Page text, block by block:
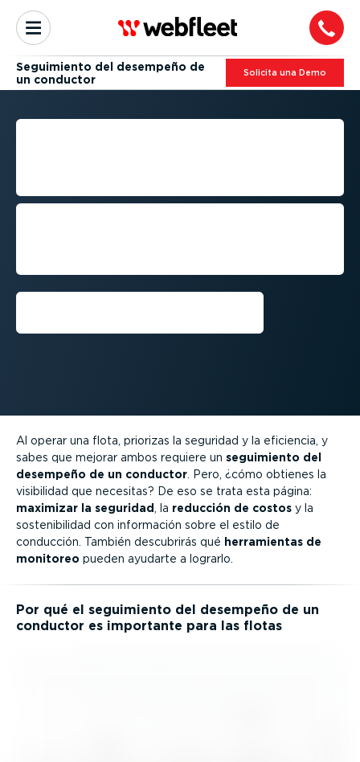
Seguimiento del desempeño de
un conductor
Solicita una Demo
SEGUIMIENTO DEL
Al operar una flota, priorizas la seguridad y la eficiencia, y
sabes que mejorar ambos requiere un seguimiento del
desempeño de un conductor . Pero, ¿cómo obtienes la
visibilidad que necesitas? De eso se trata esta página:
maximizar la seguridad
, la reducción de costos y la
soste­ni­bi­lidad con información sobre el estilo de
conducción. También descubrirás qué herra­mientas de
monitoreo pueden ayudarte a lograrlo.
Por qué el seguimiento del desempeño de un
conductor es importante para las flotas